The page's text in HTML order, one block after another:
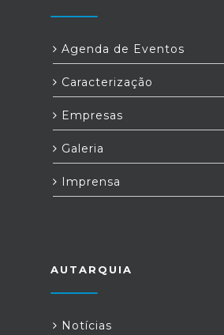
Agenda de Eventos
Caracterização
Empresas
Galeria
Imprensa
AUTARQUIA
Notícias